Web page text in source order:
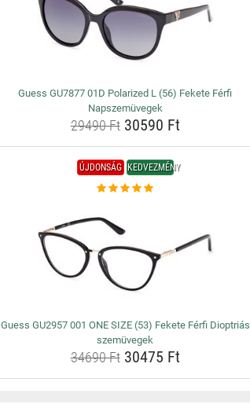
Guess GU7877 01D Polarized L (56) Fekete Férfi
Napszemüvegek
29490 Ft30590 Ft
ÚJDONSÁG KEDVEZMÉNY
Guess GU2957 001 ONE SIZE (53) Fekete Férfi Dioptriás
szemüvegek
34690 Ft30475 Ft